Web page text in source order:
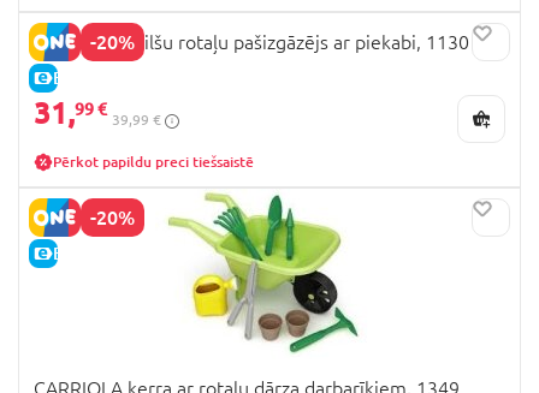
-20%
E-CENA
ADRIATIC smilšu rotaļu pašizgāzējs ar piekabi, 1130
31,99 €
39,99 €
Pērkot papildu preci tiešsaistē
-20%
E-CENA
CARRIOLA ķerra ar rotaļu dārza darbarīkiem, 1349